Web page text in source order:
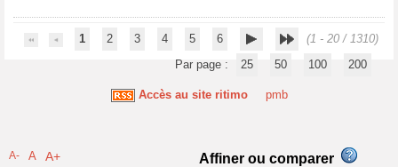
1 2 3 4 5 6
(1 - 20 / 1310)
Par page :
25 50 100 200
Accès au site ritimo pmb
A- A A+ Affiner ou comparer